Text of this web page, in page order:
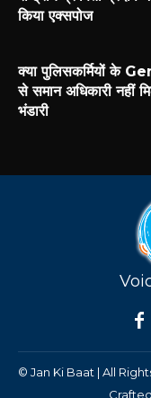
किया एक्सपोज
क्या पुलिसकर्मियों के
से समान अधिकारी नहीं
भंडारी
© Jan Ki Baat | All